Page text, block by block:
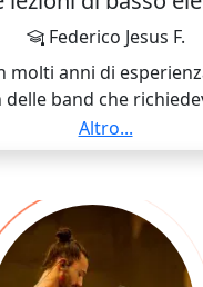
Federico Jesus F.
molti anni di
band che
convenzionale e
tecnico e compositivo.
Altro...